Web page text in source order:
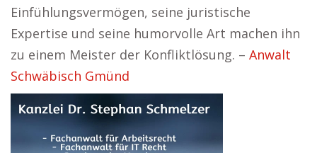
Einfühlungsvermögen, seine juristische
Expertise und seine humorvolle Art machen ihn
zu einem Meister der Konfliktlösung. – Anwalt
Schwäbisch Gmünd